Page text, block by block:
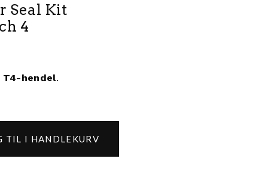
Seal Kit
4
T4-hendel.
Kit (komplett) for Tech 4 antall
TIL I HANDLEKURV